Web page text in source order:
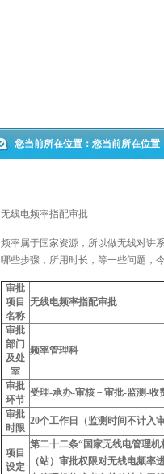
您当前所在位置：您当前所在位置
无线电频率指配审批
频率属于国家资源，所以做无线对讲
哪些步骤，所用时长，等一些问题，
审批
项目
名称
无线电频率指配审批
审批
部门
及处
室
频率管理科
审批
环节
受理-承办-审核－审批-监测-收
审批
时限
20个工作日（监测时间不计入审
项目
设定
第二十二条“国家无线电管理
（站）审批权限对无线电频